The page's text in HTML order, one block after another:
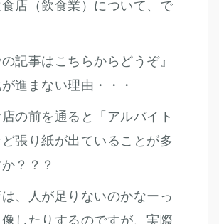
店（飲食業）について、で
の記事はこちらからどうぞ』
進まない理由・・・
の前を通ると「アルバイト
張り紙が出ていることが多
？？？
、人が足りないのかなーっ
したりするのですが、実際